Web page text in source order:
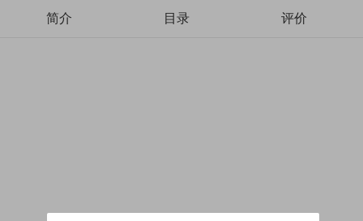
简介 目录 评价